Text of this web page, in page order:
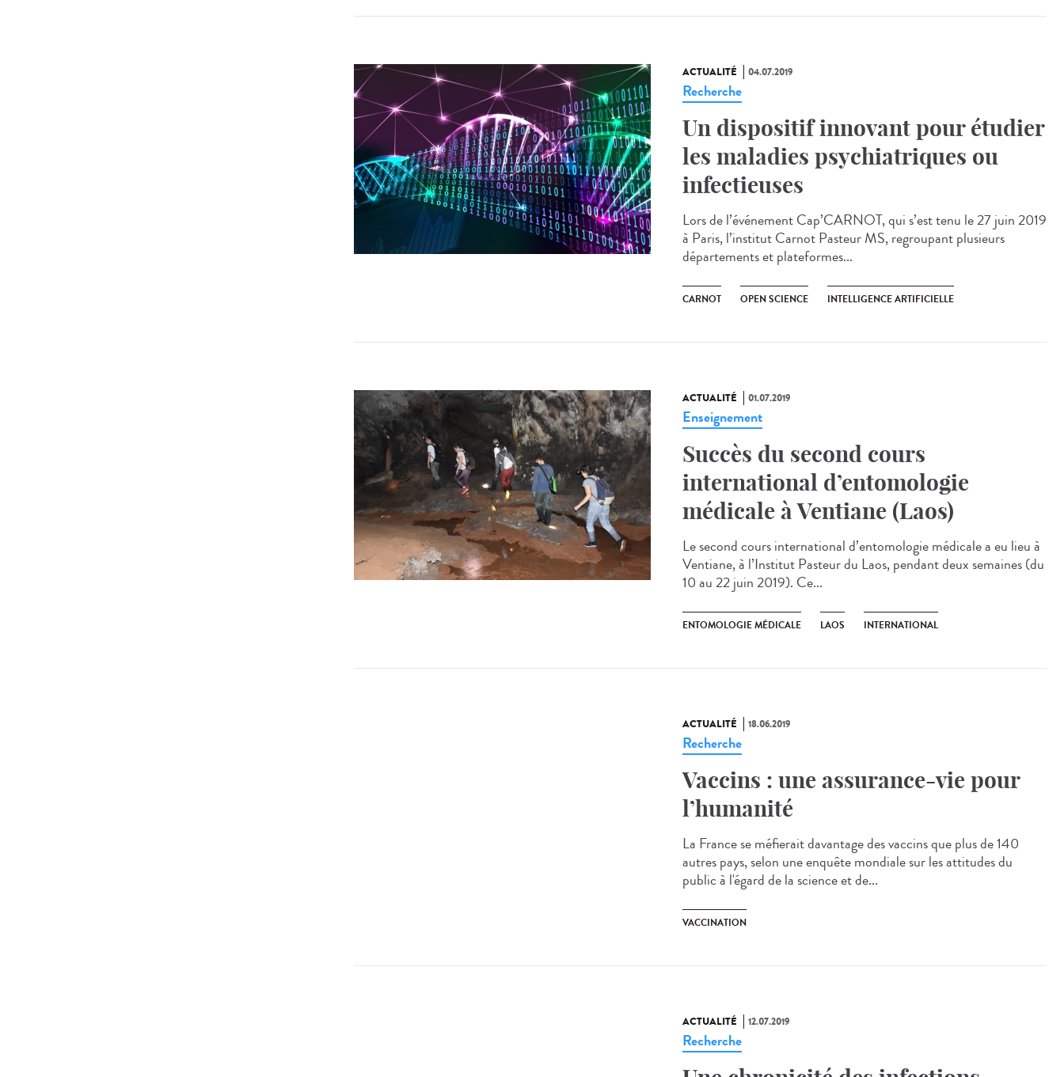
ACTUALITÉ 04.07.2019
Recherche
Un dispositif innovant pour étudier
les maladies psychiatriques ou
infectieuses
Lors de l’événement Cap’CARNOT, qui s’est tenu le 27 juin 2019
à Paris, l’institut Carnot Pasteur MS, regroupant plusieurs
départements et plateformes...
CARNOT OPEN SCIENCE INTELLIGENCE ARTIFICIELLE
ACTUALITÉ 01.07.2019
Enseignement
Succès du second cours
international d’entomologie
médicale à Ventiane (Laos)
Le second cours international d’entomologie médicale a eu lieu à
Ventiane, à l’Institut Pasteur du Laos, pendant deux semaines (du
10 au 22 juin 2019). Ce...
ENTOMOLOGIE MÉDICALE LAOS INTERNATIONAL
ACTUALITÉ 18.06.2019
Recherche
Vaccins : une assurance-vie pour
l’humanité
La France se méfierait davantage des vaccins que plus de 140
autres pays, selon une enquête mondiale sur les attitudes du
public à l'égard de la science et de...
VACCINATION
ACTUALITÉ 12.07.2019
Recherche